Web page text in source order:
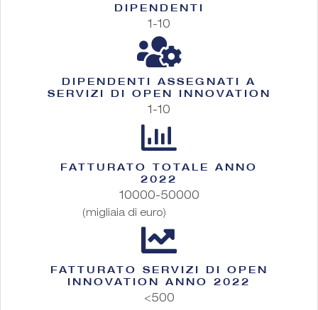
DIPENDENTI
1-10
DIPENDENTI ASSEGNATI A
SERVIZI DI OPEN INNOVATION
1-10
FATTURATO TOTALE ANNO
2022
10000-50000
(migliaia di euro)
FATTURATO SERVIZI DI OPEN
INNOVATION ANNO 2022
<500